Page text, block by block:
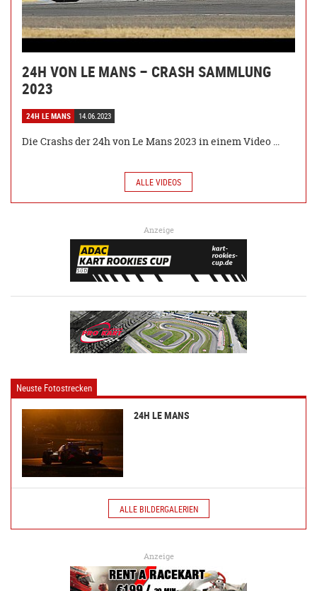
24H VON LE MANS – CRASH SAMMLUNG
2023
24H LE MANS 14.06.2023
Die Crashs der 24h von Le Mans 2023 in einem Video ...
ALLE VIDEOS
Anzeige
Neuste Fotostrecken
24H LE MANS
ALLE BILDERGALERIEN
Anzeige